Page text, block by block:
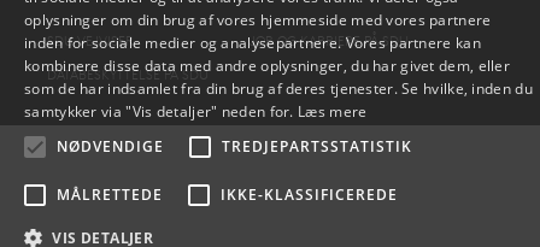
SDU VEJVISER
JOB OG KARRIERE PÅ SDU
DATABESKYTTELSE PÅ SDU
ENGLISH
oplysninger om din brug af vores hjemmeside med vores partnere
inden for sociale medier og analysepartnere. Vores partnere kan
kombinere disse data med andre oplysninger, du har givet dem, eller
som de har indsamlet fra din brug af deres tjenester. Se hvilke, inden du
samtykker via "Vis detaljer" neden for. Læs mere
NØDVENDIGE
TREDJEPARTSSTATISTIK
MÅLRETTEDE IKKE-KLASSIFICEREDE
VIS DETALJER